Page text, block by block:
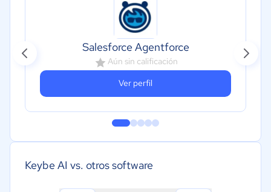
Salesforce Agentforce
Aún sin calificación
Ver perfil
Keybe AI vs. otros software